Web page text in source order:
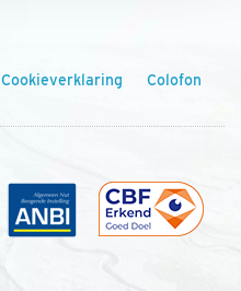
Cookieverklaring Colofon